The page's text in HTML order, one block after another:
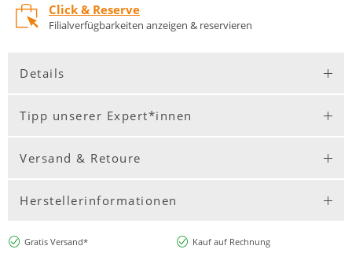
Click & Reserve
Filialverfügbarkeiten anzeigen & reservieren
Details
Tipp unserer Expert*innen
Versand & Retoure
Herstellerinformationen
Gratis Versand*
Kauf auf Rechnung